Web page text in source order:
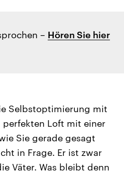
– Hören Sie hier
Selbstoptimierung mit
perfekten Loft mit einer
Sie gerade gesagt
in Frage. Er ist zwar
Väter. Was bleibt denn